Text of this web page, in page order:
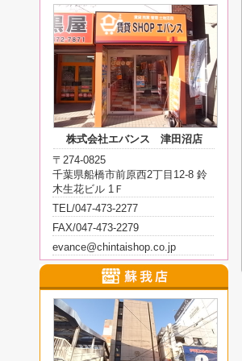
株式会社エバンス 津田沼店
〒274-0825
千葉県船橋市前原西2丁目12-8 鈴
木生花ビル 1Ｆ
TEL/047-473-2277
FAX/047-473-2279
evance@chintaishop.co.jp